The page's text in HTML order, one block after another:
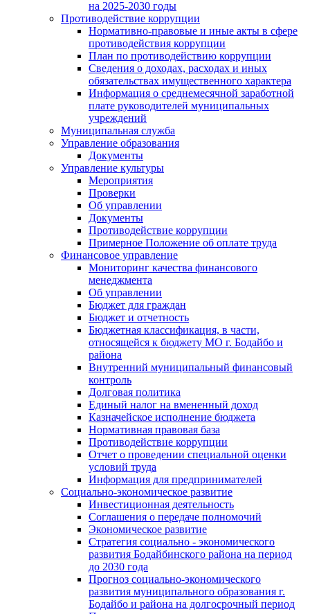
на 2025-2030 годы
Противодействие коррупции
Нормативно-правовые и иные акты в сфере
противодействия коррупции
План по противодействию коррупции
Сведения о доходах, расходах и иных
обязательствах имущественного характера
Информация о среднемесячной заработной
плате руководителей муниципальных
учреждений
Муниципальная служба
Управление образования
Документы
Управление культуры
Мероприятия
Проверки
Об управлении
Документы
Противодействие коррупции
Примерное Положение об оплате труда
Финансовое управление
Мониторинг качества финансового
менеджмента
Об управлении
Бюджет для граждан
Бюджет и отчетность
Бюджетная классификация, в части,
относящейся к бюджету МО г. Бодайбо и
района
Внутренний муниципальный финансовый
контроль
Долговая политика
Единый налог на вмененный доход
Казначейское исполнение бюджета
Нормативная правовая база
Противодействие коррупции
Отчет о проведении специальной оценки
условий труда
Информация для предпринимателей
Социально-экономическое развитие
Инвестиционная деятельность
Соглашения о передаче полномочий
Экономическое развитие
Стратегия социально - экономического
развития Бодайбинского района на период
до 2030 года
Прогноз социально-экономического
развития муниципального образования г.
Бодайбо и района на долгосрочный период